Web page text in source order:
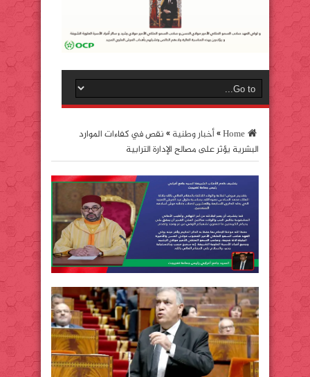
Home
»أخبار وطنية»نقص في كفاءات الموارد
البشرية يؤثر على مصالح الإدارة الترابية